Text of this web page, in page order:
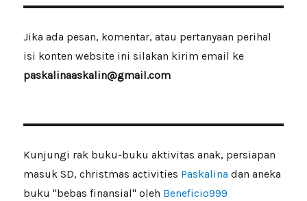
Jika ada pesan, komentar, atau pertanyaan perihal
isi konten website ini silakan kirim email ke
paskalinaaskalin@gmail.com
Kunjungi rak buku-buku aktivitas anak, persiapan
masuk SD, christmas activities Paskalinadan aneka
buku "bebas finansial" oleh Beneficio999